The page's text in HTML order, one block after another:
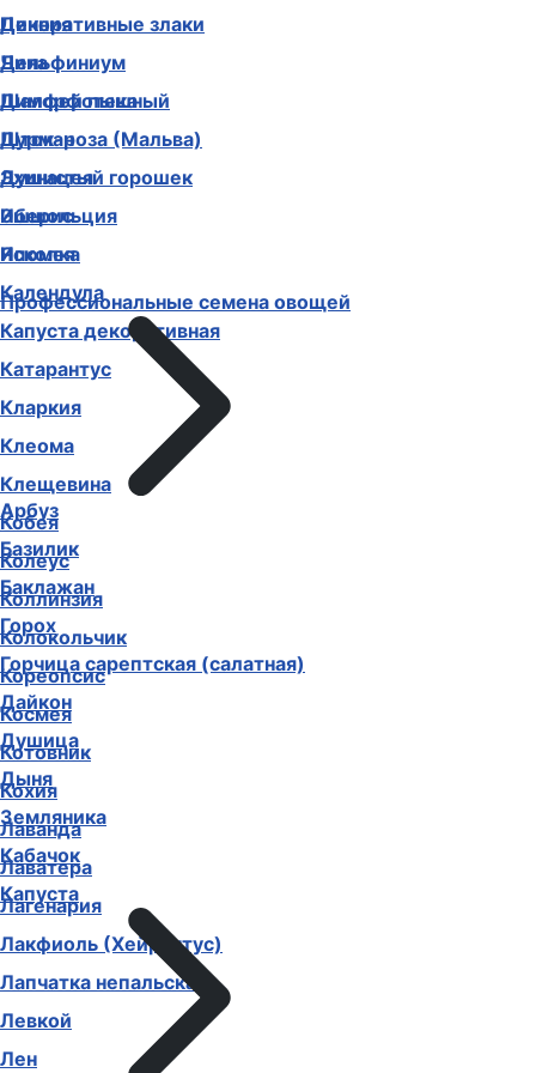
Декоративные злаки
Дельфиниум
Диморфотека
Дурман
Душистый горошек
Иберис
Ипомея
Календула
Капуста декоративная
Катарантус
Кларкия
Клеома
Клещевина
Кобея
Колеус
Коллинзия
Колокольчик
Кореопсис
Космея
Котовник
Кохия
Лаванда
Лаватера
Лагенария
Лакфиоль (Хейрантус)
Лапчатка непальская
Левкой
Лен
Цинния
Чина
Шалфей пышный
Шток-роза (Мальва)
Эхинацея
Эшшольция
Ясколка
Профессиональные семена овощей
Арбуз
Базилик
Баклажан
Горох
Горчица сарептская (салатная)
Дайкон
Душица
Дыня
Земляника
Кабачок
Капуста